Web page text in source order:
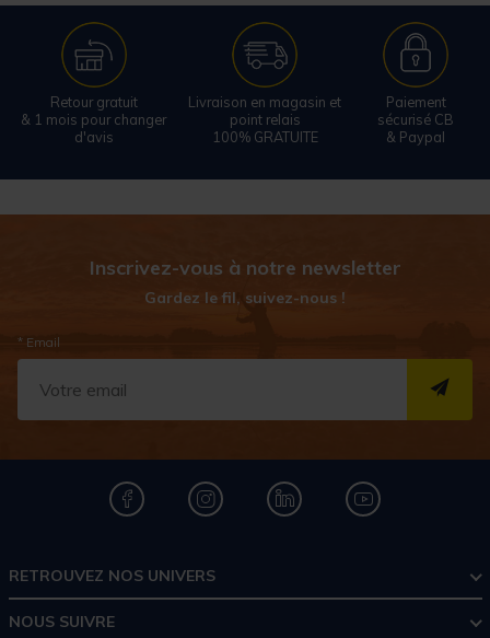
Retour gratuit
& 1 mois pour changer
d'avis
Livraison en magasin et
point relais
100% GRATUITE
Paiement
sécurisé CB
& Paypal
Inscrivez-vous à notre newsletter
Gardez le fil, suivez-nous !
* Email
RETROUVEZ NOS UNIVERS
NOUS SUIVRE